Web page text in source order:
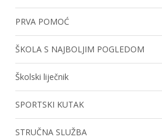
PRVA POMOĆ
ŠKOLA S NAJBOLJIM POGLEDOM
Školski liječnik
SPORTSKI KUTAK
STRUČNA SLUŽBA